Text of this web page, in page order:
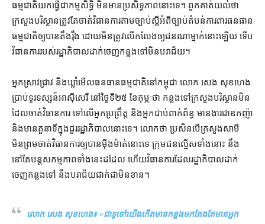
ធម្មជាតិ​យក​ធ្វើជា​កម្មសិទ្ធិ មិន​មាន​ប្រសិទ្ធភាព​នោះ​ទេ​។ ពួកគាត់​យល់​ថា
ក្រសួង​បរិស្ថាន​ត្រូវតែ​ចាត់វិធានការ​តាមច្បាប់​ស្ដី​អំពី​ច្បាប់​តំបន់​ការពារ​ធនធាន
ធម្មជាតិ​ឲ្យ​បាន​តឹងរ៉ឹង ដោយ​មិន​ត្រូវ​លើកលែង​ឲ្យ​ជន​ណា​ម្នាក់​នោះ​ឡើយ ទើប​
វិធានការ​របស់​រដ្ឋាភិបាល​ដាក់ចេញ​កន្លង​ទៅ​មិន​បរាជ័យ។
អ្នកស្រាវជ្រាវ និង​ឃ្លាំមើល​ធនធានធម្មជាតិ​នៅ​កម្ពុជា លោក សេង សុខហេង
ប្រាប់​ទូរទស្សន៍​អាស៊ីសេរី នៅ​ថ្ងៃទី​២៥ ខែកុម្ភៈ​ថា កន្លងទៅ​ក្រសួងបរិស្ថាន​មិន​
ដែល​ចាត់​វិធានការ ទៅលើ​អ្នក​ប្រព្រឹត្ត និង​អ្នក​ជាប់​ពាក់ព័ន្ធ មាន​ងារ​ជា​ឧកញ៉ា
និង​មាន​តួនាទី​ក្នុង​ជួរ​រដ្ឋាភិបាល​នោះ​ទេ​។ លោក​ថា ប្រសិនបើ​ក្រសួង​សាមី
មិន​ព្រម​ចាត់វិធានការ​ឲ្យ​បាន​ម៉ឺងម៉ាត់​នោះទេ ក្រុម​ជនល្មើស​ទាំងនោះ នឹង​
នៅតែ​បន្តសកម្មភាព​ទាំងនេះ​ដដែល ហើយ​វិធាន​ការដែល​រដ្ឋាភិបាល​ដាក់
ចេញ​កន្លងទៅ នឹង​បរាជ័យ​ជាក់​ជាមិនខាន។
លោក សេង សុខហេង៖ «ជាទូទៅ​យើង​កើតមាន​កន្លង​មក​តែងតែមាន​អ្នក​